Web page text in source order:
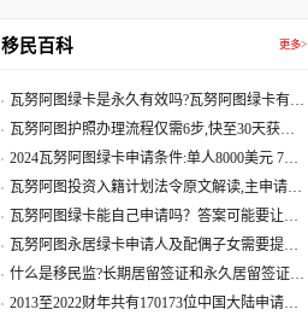
工人就业机会，即可获发二年期的有条件移民签证。
二年届满前90天，若移民投资者的投资行为满足10
移除，而成为永久居民。
移民百科 更多>
瓦努阿图绿卡是永久有效吗?瓦努阿图绿卡有效
期是多久?
瓦努阿图护照办理流程仅需6步,快至30天获批
60天收到原件
2024瓦努阿图绿卡申请条件:单人8000美元 7天
获批三周拿卡
瓦努阿图投资入籍计划法令原文解读,主申请人
捐献8万美元起
瓦努阿图绿卡能自己申请吗？答案可能要让您
失望了
瓦努阿图永居绿卡申请人及配偶子女需要提供
资料最全清单
什么是移民监?长期居留签证和永久居留签证有
什么区别?
2013至2022财年共有170173位中国大陆申请人